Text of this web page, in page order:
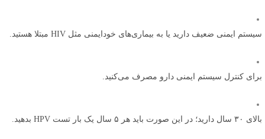
سیستم ایمنی ضعیف دارید یا به بیماری‌های خودایمنی مثل HIV مبتلا هستید.
برای کنترل سیستم ایمنی دارو مصرف می‌کنید.
بالای ۳۰ سال دارید؛ در این صورت باید هر ۵ سال یک بار تست HPV بدهید.